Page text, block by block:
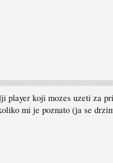
player koji mozes uzeti za
mi je poznato (ja se